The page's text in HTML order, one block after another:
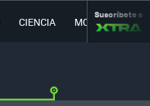
CIENCIA MOVILIDAD
Suscríbete a